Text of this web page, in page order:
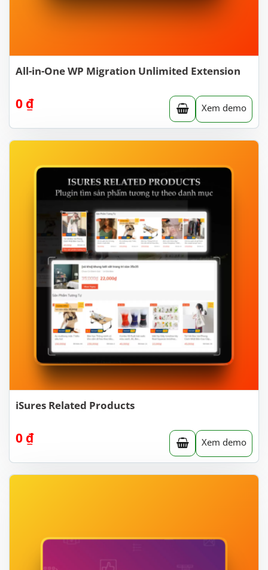
All-in-One WP Migration Unlimited Extension
0 ₫ Xem demo
iSures Related Products
0 ₫ Xem demo